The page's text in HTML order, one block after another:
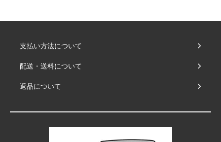
支払い方法について
配送・送料について
返品について